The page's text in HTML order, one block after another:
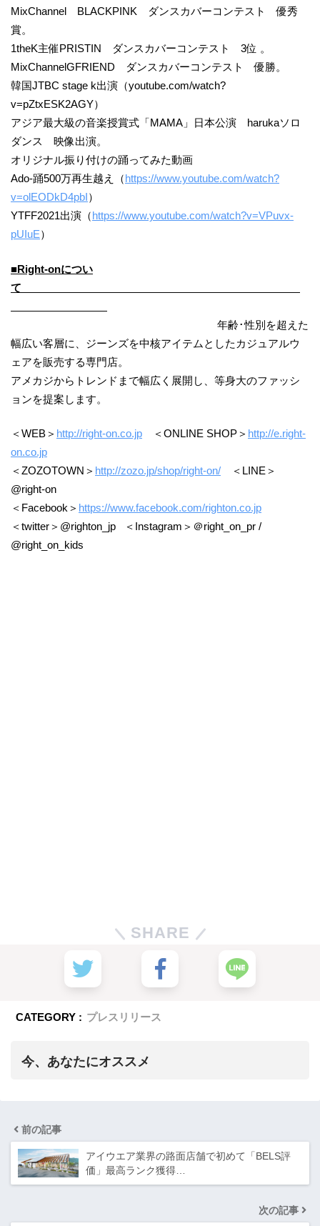
MixChannel BLACKPINK ダンスカバーコンテスト 優秀
賞。
1theK主催PRISTIN ダンスカバーコンテスト 3位 。
MixChannelGFRIEND ダンスカバーコンテスト 優勝。
韓国JTBC stage k出演（youtube.com/watch?
v=pZtxESK2AGY）
アジア最大級の音楽授賞式「MAMA」日本公演 harukaソロ
ダンス 映像出演。
オリジナル振り付けの踊ってみた動画
Ado-踊500万再生越え（https://www.youtube.com/watch?
v=olEODkD4pbI）
YTFF2021出演（https://www.youtube.com/watch?v=VPuvx-
pUIuE）
■Right-onについ
て
年齢･性別を超えた
幅広い客層に、ジーンズを中核アイテムとしたカジュアルウ
ェアを販売する専門店。
アメカジからトレンドまで幅広く展開し、等身大のファッシ
ョンを提案します。
＜WEB＞ http://right-on.co.jp ＜ONLINE SHOP＞ http://e.right-
on.co.jp
＜ZOZOTOWN＞ http://zozo.jp/shop/right-on/ ＜LINE＞
@right-on
＜Facebook＞ https://www.facebook.com/righton.co.jp
＜twitter＞@righton_jp ＜Instagram＞＠right_on_pr /
@right_on_kids
SHARE
CATEGORY : プレスリリース
今、あなたにオススメ
前の記事
アイウエア業界の路面店舗で初めて「BELS評
価」最高ランク獲得…
次の記事